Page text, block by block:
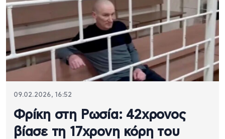
09.02.2026, 16:52
Φρίκη στη Ρωσία: 42χρονος
βίασε τη 17χρονη κόρη του